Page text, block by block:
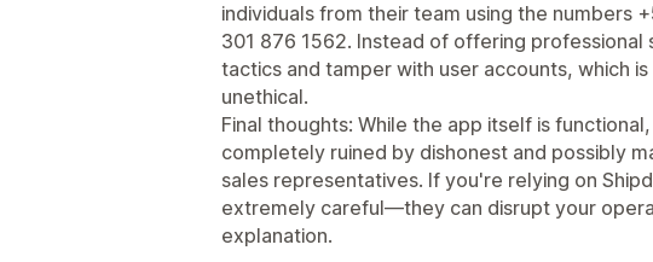
individuals from their team using the numbers
301 876 1562. Instead of offering
tactics and tamper with user accounts, which
unethical.
Final thoughts: While the app itself is
completely ruined by dishonest and possibly
sales representatives. If you're relying on
extremely careful—they can disrupt your
explanation.